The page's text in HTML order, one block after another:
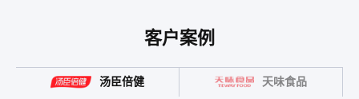
客户案例
汤臣倍健 天味食品